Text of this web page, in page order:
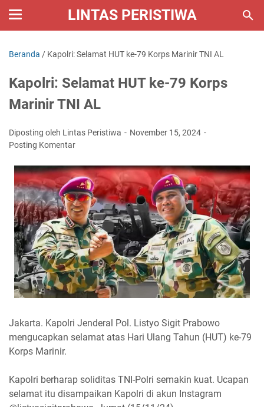
LINTAS PERISTIWA
Beranda / Kapolri: Selamat HUT ke-79 Korps Marinir TNI AL
Kapolri: Selamat HUT ke-79 Korps
Marinir TNI AL
Diposting oleh Lintas Peristiwa
November 15, 2024
Posting Komentar
Jakarta. Kapolri Jenderal Pol. Listyo Sigit Prabowo
mengucapkan selamat atas Hari Ulang Tahun (HUT) ke-79
Korps Marinir.
Kapolri berharap soliditas TNI-Polri semakin kuat. Ucapan
selamat itu disampaikan Kapolri di akun Instagram